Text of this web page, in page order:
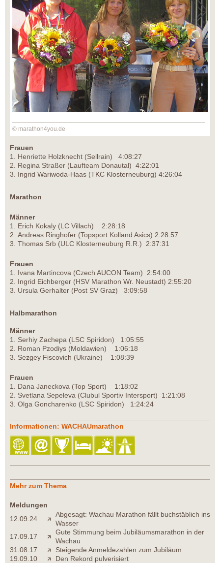
© marathon4you.de
Frauen
1. Henriette Holzknecht (Sellrain) 4:08:27
2. Regina Straßer (Laufteam Donautal) 4:22:01
3. Ingrid Wariwoda-Haas (TKC Klosterneuburg) 4:26:04
Marathon
Männer
1. Erich Kokaly (LC Villach) 2:28:18
2. Andreas Ringhofer (Topsport Kolland Asics) 2:28:57
3. Thomas Srb (ULC Klosterneuburg R.R.) 2:37:31
Frauen
1. Ivana Martincova (Czech AUCON Team) 2:54:00
2. Ingrid Eichberger (HSV Marathon Wr. Neustadt) 2:55:20
3. Ursula Gerhalter (Post SV Graz) 3:09:58
Halbmarathon
Männer
1. Serhiy Zachepa (LSC Spiridon) 1:05:55
2. Roman Pzodiys (Moldawien) 1:06:18
3. Sezgey Fiscovich (Ukraine) 1:08:39
Frauen
1. Dana Janeckova (Top Sport) 1:18:02
2. Svetlana Sepeleva (Clubul Sportiv Intersport) 1:21:08
3. Olga Goncharenko (LSC Spiridon) 1:24:24
Informationen: WACHAUmarathon
Mehr zum Thema
Meldungen
12.09.24
Abgesagt: Wachau Marathon fällt buchstäblich ins
Wasser
17.09.17
Gute Stimmung beim Jubiläumsmarathon in der
Wachau
31.08.17
Steigende Anmeldezahlen zum Jubiläum
19.09.10
Den Rekord pulverisiert